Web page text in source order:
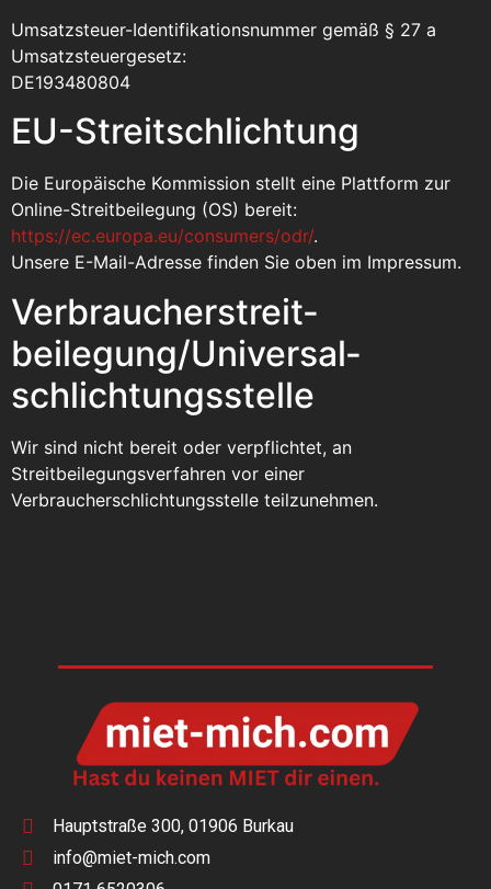
Umsatzsteuer-Identifikationsnummer gemäß § 27 a
Umsatzsteuergesetz:
DE193480804
EU-Streitschlichtung
Die Europäische Kommission stellt eine Plattform zur
Online-Streitbeilegung (OS) bereit:
https://ec.europa.eu/consumers/odr/.
Unsere E-Mail-Adresse finden Sie oben im Impressum.
Verbraucher­streit­
beilegung/Universal­
schlichtungs­stelle
Wir sind nicht bereit oder verpflichtet, an
Streitbeilegungsverfahren vor einer
Verbraucherschlichtungsstelle teilzunehmen.
Hauptstraße 300, 01906 Burkau
info@miet-mich.com